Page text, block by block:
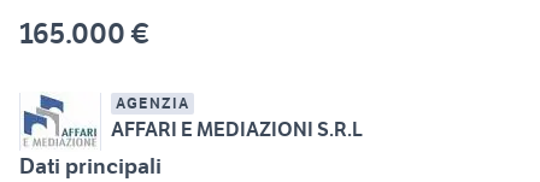
165.000 €
AGENZIA
AFFARI E MEDIAZIONI S.R.L
Dati principali